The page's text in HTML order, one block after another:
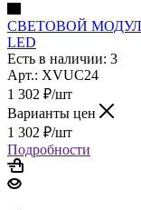
СВЕТОВОЙ
LED
Есть в наличии: 3
Арт.: XVUC24
1 302 ₽/шт
Варианты цен
1 302 ₽/шт
Подробности